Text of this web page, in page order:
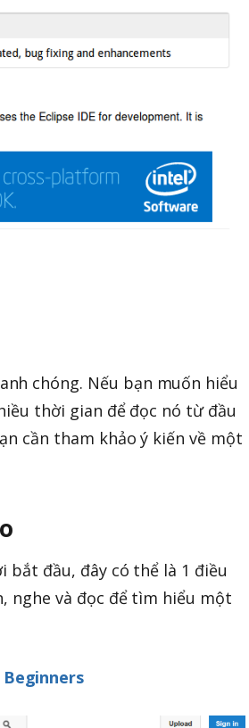
chóng. Nếu bạn muốn hiểu
thời gian để đọc nó từ đầu
cần tham khảo ý kiến về một
đầu, đây có thể là 1 điều
nghe và đọc để tìm hiểu một